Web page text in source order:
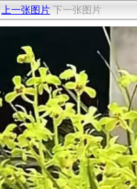
上一张图片 下一张图片